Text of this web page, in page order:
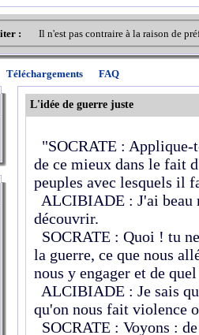
: Il n'est pas contraire à la raison de
Téléchargements FAQ
L'idée de guerre juste
"SOCRATE : Applique-
de ce mieux dans le fait
peuples avec lesquels il
ALCIBIADE : J'ai beau
découvrir.
SOCRATE : Quoi ! tu
la guerre, ce que nous
nous y engager et de
ALCIBIADE : Je sais
qu'on nous fait violence
SOCRATE : Voyons :